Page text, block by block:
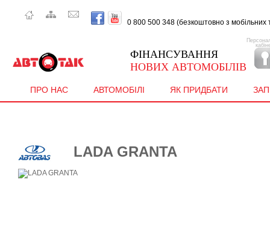
0 800 500 348 (безкоштовно з мобiльних
ФІНАНСУВАННЯ
НОВИХ АВТОМОБІЛІВ
ПРО НАС АВТОМОБІЛІ ЯК ПРИДБАТИ
LADA GRANTA